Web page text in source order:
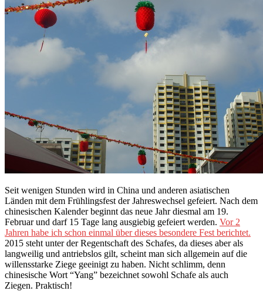
Seit wenigen Stunden wird in China und anderen asiatischen
Länden mit dem Frühlingsfest der Jahreswechsel gefeiert. Nach dem
chinesischen Kalender beginnt das neue Jahr diesmal am 19.
Februar und darf 15 Tage lang ausgiebig gefeiert werden. Vor 2
Jahren habe ich schon einmal über dieses besondere Fest berichtet.
2015 steht unter der Regentschaft des Schafes, da dieses aber als
langweilig und antriebslos gilt, scheint man sich allgemein auf die
willensstarke Ziege geeinigt zu haben. Nicht schlimm, denn
chinesische Wort “Yang” bezeichnet sowohl Schafe als auch
Ziegen. Praktisch!